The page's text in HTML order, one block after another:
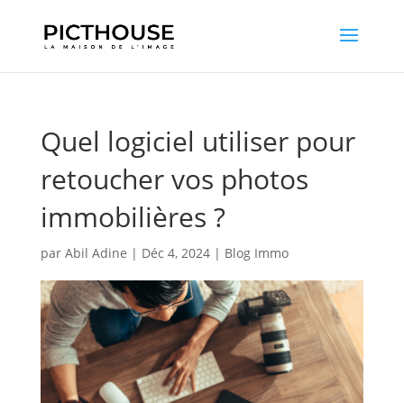
Quel logiciel utiliser pour
retoucher vos photos
immobilières ?
par Abil Adine | Déc 4, 2024| Blog Immo